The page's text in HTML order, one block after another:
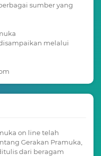
sumber yang
melalui
on line telah
Gerakan Pramuka,
dari beragam